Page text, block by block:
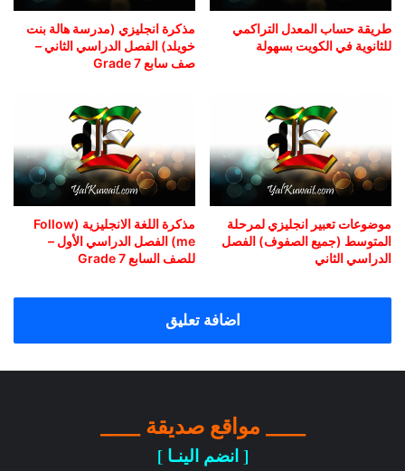
طريقة حساب المعدل التراكمي
للثانوية في الكويت بسهولة
مذكرة انجليزي (مدرسة هالة بنت
خويلد) الفصل الدراسي الثاني –
صف سابع Grade 7
موضوعات تعبير انجليزي لمرحلة
المتوسط (جميع الصفوف) الفصل
الدراسي الثاني
مذكرة اللغة الانجليزية (Follow
me) الفصل الدراسي الأول –
للصف السابع Grade 7
اضافة تعليق
____ مواقع صديقة ____
[ انضم الينـا ]